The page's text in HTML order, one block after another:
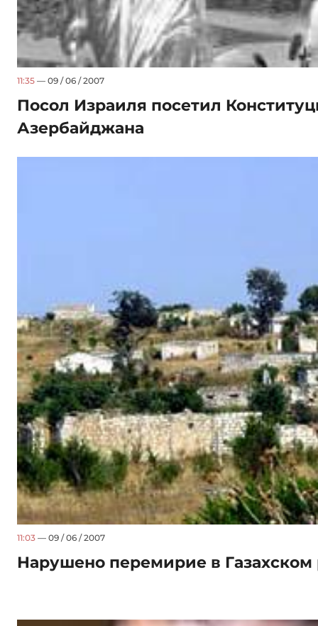
11:35 — 09 / 06 / 2007
Посол Израиля посетил
Азербайджана
11:03 — 09 / 06 / 2007
Нарушено перемирие в Газахском